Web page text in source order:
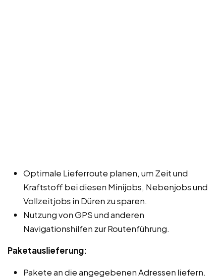
Optimale Lieferroute planen, um Zeit und
Kraftstoff bei diesen Minijobs, Nebenjobs und
Vollzeitjobs in Düren zu sparen.
Nutzung von GPS und anderen
Navigationshilfen zur Routenführung.
Paketauslieferung:
Pakete an die angegebenen Adressen liefern.